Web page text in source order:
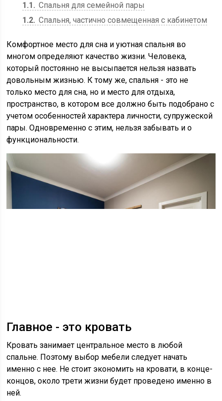
1.1
Спальня для семейной пары
1.2 Спальня, частично совмещенная с кабинетом
Комфортное место для сна и уютная спальня во
многом определяют качество жизни. Человека,
который постоянно не высыпается нельзя назвать
довольным жизнью. К тому же, спальня - это не
только место для сна, но и место для отдыха,
пространство, в котором все должно быть подобрано с
учетом особенностей характера личности, супружеской
пары. Одновременно с этим, нельзя забывать и о
функциональности.
Главное - это кровать
Кровать занимает центральное место в любой
спальне. Поэтому выбор мебели следует начать
именно с нее. Не стоит экономить на кровати, в конце-
концов, около трети жизни будет проведено именно в
ней.